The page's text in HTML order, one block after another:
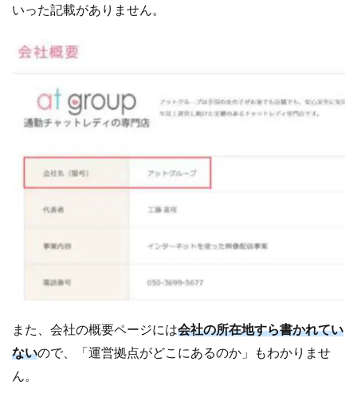
ッ
ス
タ
ル
ご
成
果
3.2 支
店
完
いった記載がありません。
また、会社の概要ページには会社の所在地すら書かれてい
ないので、「運営拠点がどこにあるのか」もわかりませ
ん。